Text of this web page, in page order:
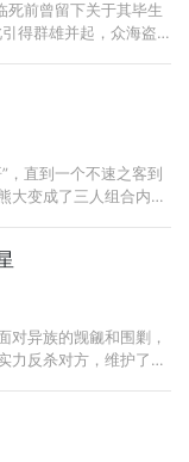
死前曾留下关于其毕生
得群雄并起，众海盗
，直到一个不速之客到
大变成了三人组合内能
对异族的觊觎和围剿，
力反杀对方，维护了人